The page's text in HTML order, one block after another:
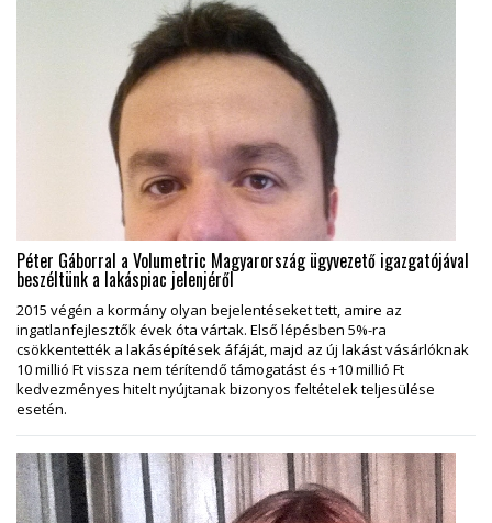
Péter Gáborral a Volumetric Magyarország ügyvezető igazgatójával
beszéltünk a lakáspiac jelenjéről
2015 végén a kormány olyan bejelentéseket tett, amire az
ingatlanfejlesztők évek óta vártak. Első lépésben 5%-ra
csökkentették a lakásépítések áfáját, majd az új lakást vásárlóknak
10 millió Ft vissza nem térítendő támogatást és +10 millió Ft
kedvezményes hitelt nyújtanak bizonyos feltételek teljesülése
esetén.